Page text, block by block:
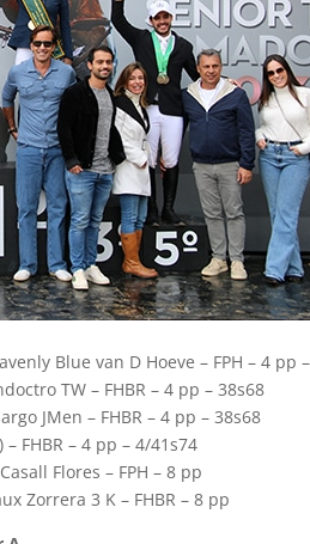
Blue van D Hoeve – FPH – 4 pp
TW – FHBR – 4 pp – 38s68
JMen – FHBR – 4 pp – 38s68
FHBR – 4 pp – 4/41s74
Flores – FPH – 8 pp
Zorrera 3 K – FHBR – 8 pp